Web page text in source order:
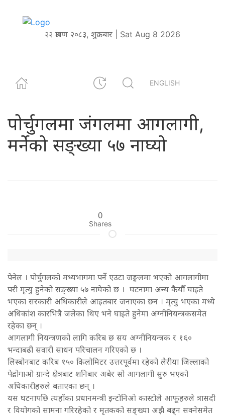
२२ श्रावण २०८३, शुक्रबार | Sat Aug 8 2026
ENGLISH
पोर्चुगलमा जंगलमा आगलागी,
मर्नेको सङ्ख्या ५७ नाघ्यो
0
Shares
पेनेल । पोर्चुगलको मध्यभागमा पर्ने एउटा जङ्गलमा भएको आगलागीमा
परी मृत्यु हुनेको सङ्ख्या ५७ नाघेको छ । घटनामा अन्य कैयौँ घाइते
भएका सरकारी अधिकारीले आइतबार जनाएका छन । मृत्यु भएका मध्ये
अधिकांश कारभित्रै जलेका थिए भने घाइते हुनेमा अग्नीनियन्त्रकसमेत
रहेका छन् ।
आगलागी नियन्त्रणको लागि करिब छ सय अग्नीनियन्त्रक र १६०
भन्दाबढी सवारी साधन परिचालन गरिएको छ ।
लिस्बोनबाट करिब १५० किलोमिटर उत्तरपूर्वमा रहेको लैरीया जिल्लाको
पेद्रोगाओ ग्रान्दे क्षेत्रबाट शनिबार अबेर सो आगलागी सुरु भएको
अधिकारीहरुले बताएका छन् ।
यस घटनापछि त्यहाँका प्रधानमन्त्री इन्टोनिओ कास्टोले आफूहरुले त्रासदी
र वियोगको सामना गरिरहेको र मृतकको सङ्ख्या अझै बढ्न सक्नेसमेत